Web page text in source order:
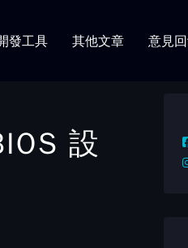
發工具 其他文章 意見
設